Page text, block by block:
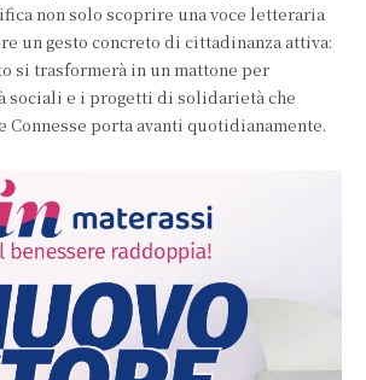
non solo scoprire una voce letteraria
un gesto concreto di cittadinanza attiva:
si trasformerà in un mattone per
sociali e i progetti di solidarietà che
porta avanti quotidianamente.